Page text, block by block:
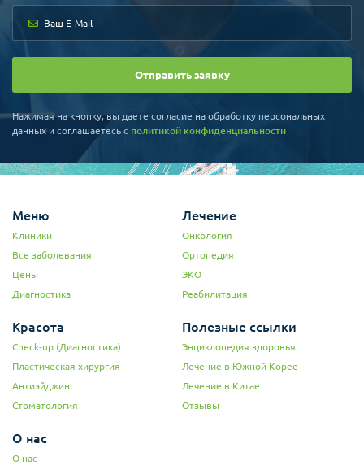
Отправить заявку
Нажимая на кнопку, вы даете согласие на обработку персональных
данных и соглашаетесь c политикой конфиденциальности
Меню
Клиники
Все заболевания
Цены
Диагностика
Лечение
Онкология
Ортопедия
ЭКО
Реабилитация
Красота
Check-up (Диагностика)
Пластическая хирургия
Антиэйджинг
Стоматология
Полезные ссылки
Энциклопедия здоровья
Лечение в Южной Корее
Лечение в Китае
Отзывы
О нас
О нас